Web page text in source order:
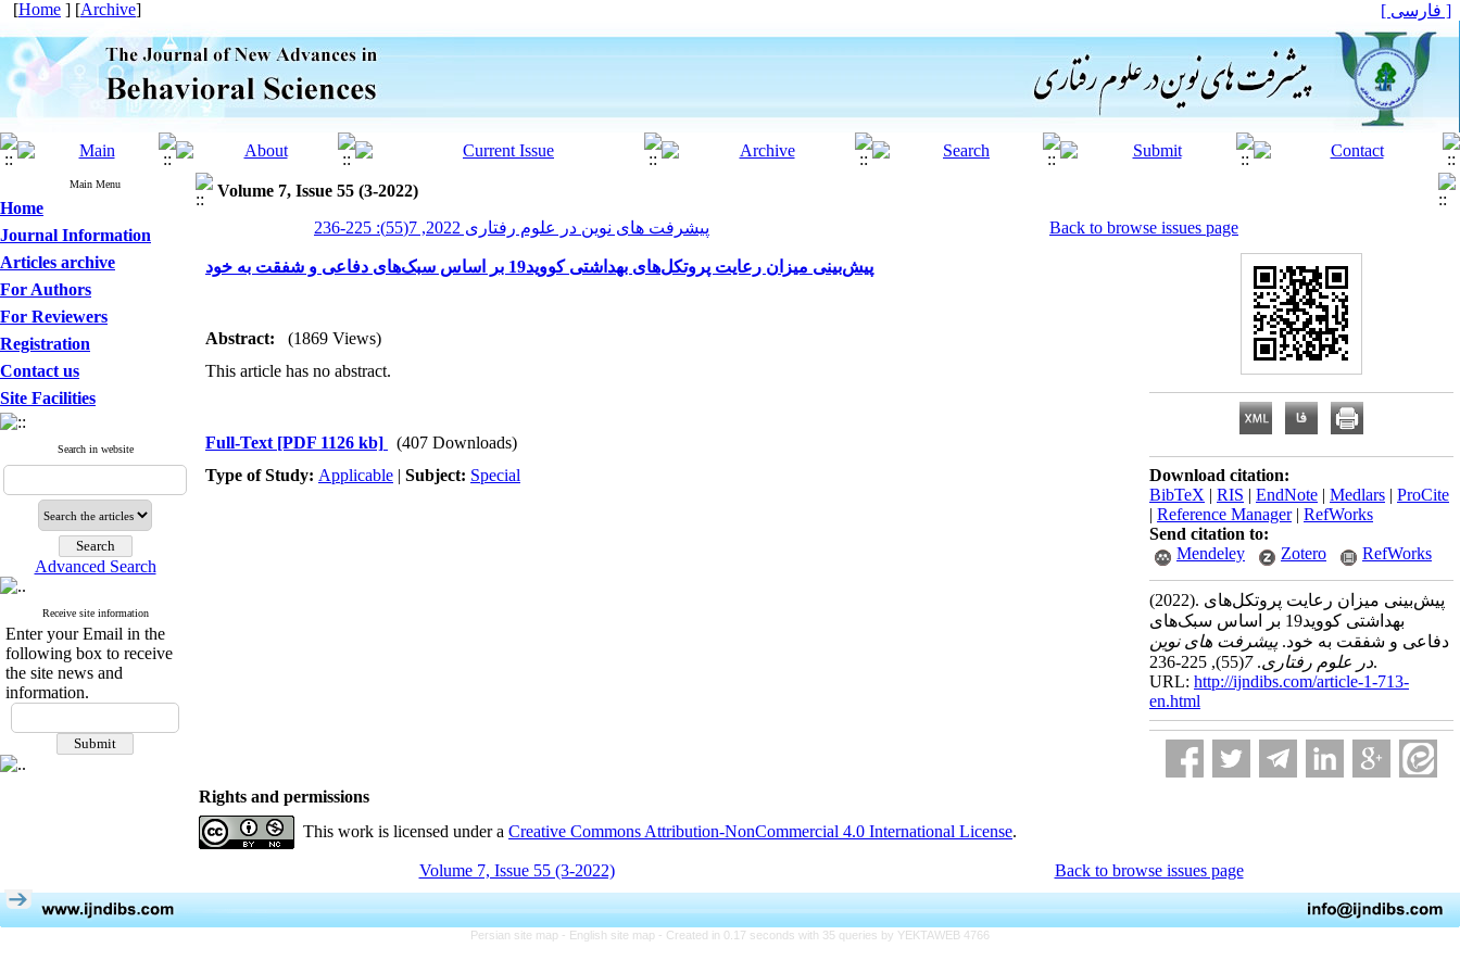
[Home ] [Archive] [ فارسی ]
Main Menu
Home
Journal Information
Articles archive
For Authors
For Reviewers
Registration
Contact us
Site Facilities
Search in website
Advanced Search
Receive site information
Enter your Email in the
following box to receive
the site news and
information.
Volume 7, Issue 55 (3-2022)
پیشرفت های نوین در علوم رفتاری 2022, 7(55): 225-236
Back to browse issues page
پیش‌بینی میزان رعایت پروتکل‌های بهداشتی کووید19 بر اساس سبک‌های دفاعی و شفقت به خود
Abstract:
(1869 Views)
This article has no abstract.
Full-Text [PDF 1126 kb]
(407 Downloads)
Type of Study: Applicable | Subject: Special
Download citation:
BibTeX | RIS | EndNote | Medlars | ProCite
| Reference Manager| RefWorks
Send citation to:
Mendeley
Zotero RefWorks
(2022).
بهداشتی کووید19 بر اساس سبک‌های
دفاعی و شفقت به خود.پیشرفت های نوین
در علوم رفتاری.
7
(55)
, 225-236.
URL: http://ijndibs.com/article-1-713-
en.html
Rights and permissions
This work is licensed under a Creative Commons Attribution-NonCommercial 4.0 International License.
Volume 7, Issue 55 (3-2022) Back to browse issues page
Persian site map - English site map - Created in 0.17 seconds with 35 queries by YEKTAWEB 4766